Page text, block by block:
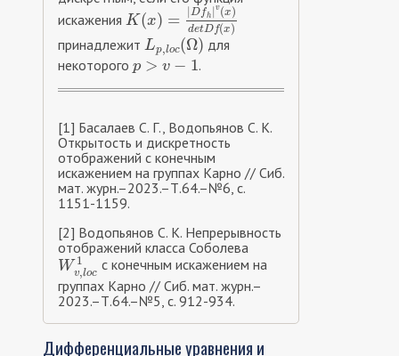
искажения K(x) = |Dfh |v(x)
detDf(x)
K(x)=|Dfh |v(x)detD
принадлежит Lp,loc(Ω)
Lp, loc(Ω) для
некоторого p > v − 1
p>v− 1 .
[1] Басалаев С. Г., Водопьянов С. К.
Открытость и дискретность
отображений с конечным
искажением на группах Карно // Сиб.
мат. журн.–2023.–Т.64.–№6, с.
1151-1159.
[2] Водопьянов С. К. Непрерывность
отображений класса Соболева
W 1
v,loc
Wv,lo 1
с конечным искажением на
группах Карно // Сиб. мат. журн.–
2023.–Т.64.–№5, с. 912-934.
Дифференциальные уравнения и